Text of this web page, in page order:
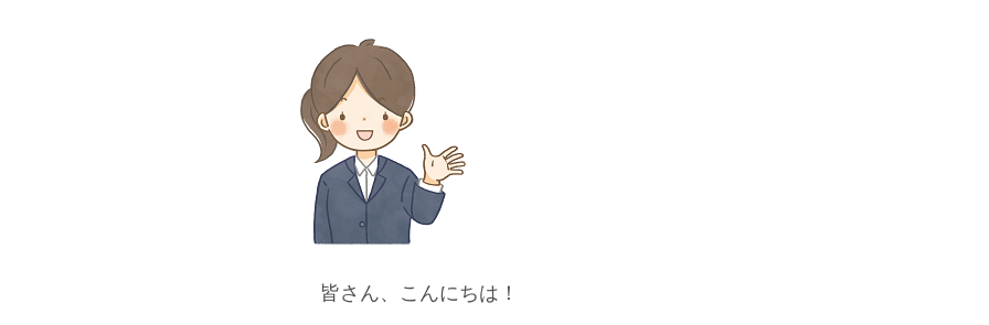
皆さん、こんにちは！